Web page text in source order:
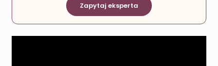
Zapytaj eksperta